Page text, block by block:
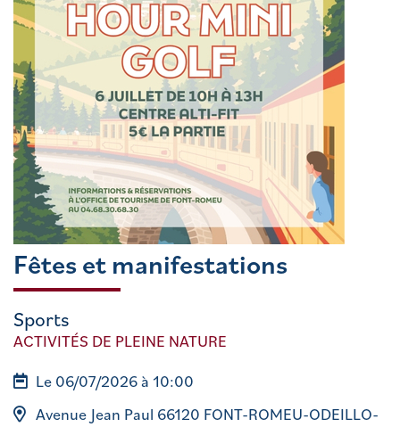
Fêtes et manifestations
Sports
ACTIVITÉS DE PLEINE NATURE
Le 06/07/2026 à 10:00
Avenue Jean Paul 66120 FONT-ROMEU-ODEILLO-